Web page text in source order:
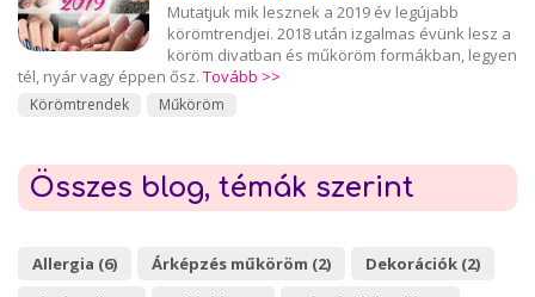
Mutatjuk mik lesznek a 2019 év legújabb
körömtrendjei. 2018 után izgalmas évünk lesz a
köröm divatban és műköröm formákban, legyen
tél, nyár vagy éppen ősz. Tovább >>
Körömtrendek Műköröm
Összes blog, témák szerint
Allergia (6) Árképzés műköröm (2)
Dekorációk (2)